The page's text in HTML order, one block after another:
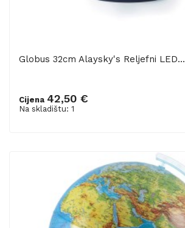
Globus 32cm Alaysky's Reljefni LED...
Cijena 42,50 €
Na skladištu: 1
Dodaj u košaricu